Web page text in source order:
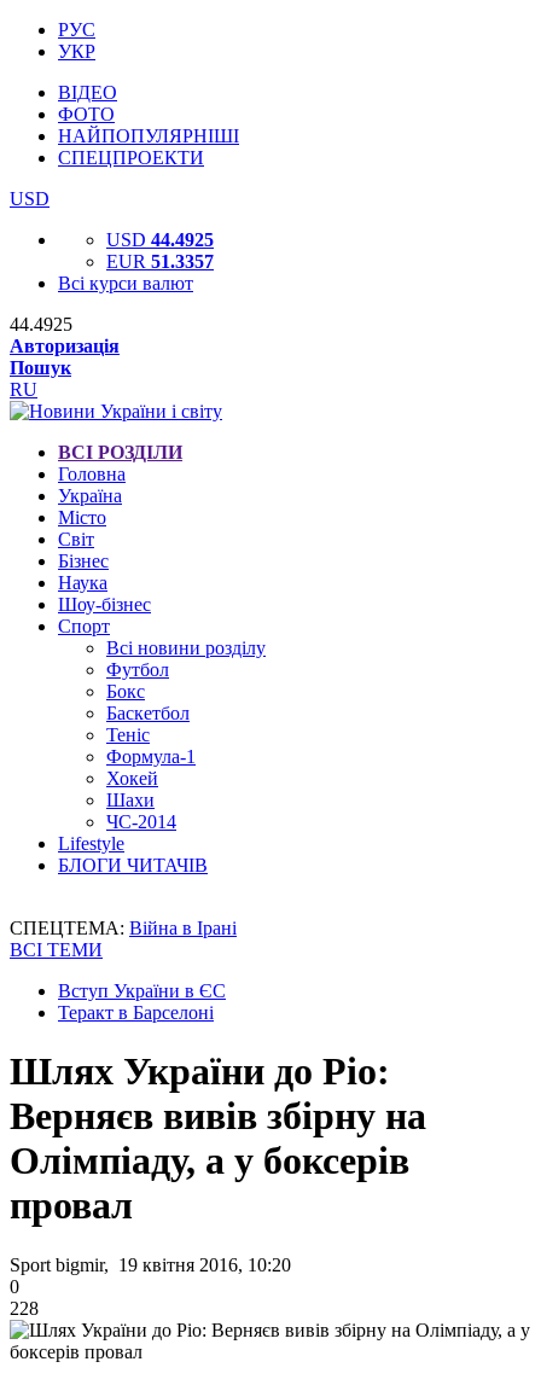
РУС
УКР
ВІДЕО
ФОТО
НАЙПОПУЛЯРНІШІ
СПЕЦПРОЕКТИ
USD
USD 44.4925
EUR 51.3357
Всі курси валют
44.4925
Авторизація
Пошук
RU
ВСІ РОЗДІЛИ
Головна
Україна
Місто
Світ
Бізнес
Наука
Шоу-бізнес
Спорт
Всі новини розділу
Футбол
Бокс
Баскетбол
Теніс
Формула-1
Хокей
Шахи
ЧС-2014
Lifestyle
БЛОГИ ЧИТАЧІВ
СПЕЦТЕМА: Війна в Ірані
ВСІ ТЕМИ
Вступ України в ЄС
Теракт в Барселоні
Шлях України до Ріо:
Верняєв вивів збірну на
Олімпіаду, а у боксерів
провал
Sport bigmir, 19 квітня 2016, 10:20
0
228